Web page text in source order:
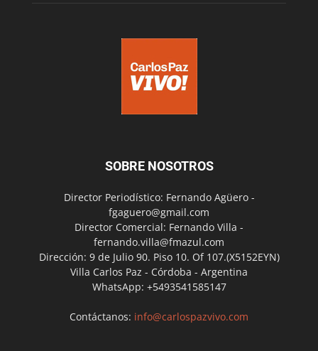
SOBRE NOSOTROS
Director Periodístico: Fernando Agüero -
fgaguero@gmail.com
Director Comercial: Fernando Villa -
fernando.villa@fmazul.com
Dirección: 9 de Julio 90. Piso 10. Of 107.(X5152EYN)
Villa Carlos Paz - Córdoba - Argentina
WhatsApp: +5493541585147
Contáctanos: info@carlospazvivo.com